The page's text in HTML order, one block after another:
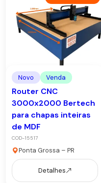
Novo Venda
Router CNC
3000x2000 Bertech
para chapas inteiras
de MDF
COD-15517
Ponta Grossa – PR
Detalhes